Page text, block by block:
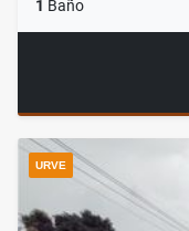
1 Baño
URVE